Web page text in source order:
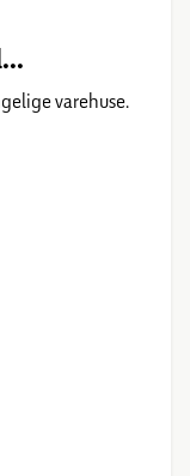
varehuse.